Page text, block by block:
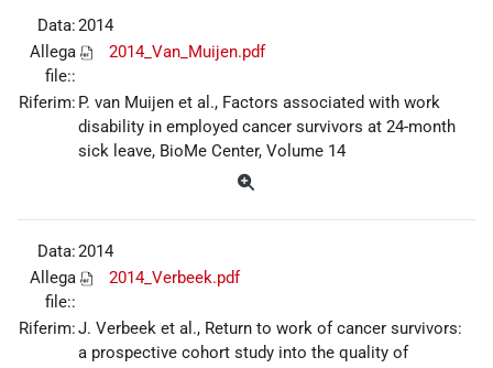
Data:2014
Allega
file::
2014_Van_Muijen.pdf
Riferim: P. van Muijen et al., Factors associated with work
disability in employed cancer survivors at 24-month
sick leave, BioMe Center, Volume 14
Data:2014
Allega
file::
2014_Verbeek.pdf
Riferim:J. Verbeek et al., Return to work of cancer survivors:
a prospective cohort study into the quality of